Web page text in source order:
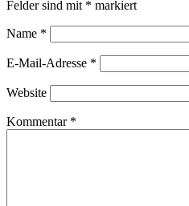
Felder sind mit * markiert
Name *
E-Mail-Adresse *
Website
Kommentar *